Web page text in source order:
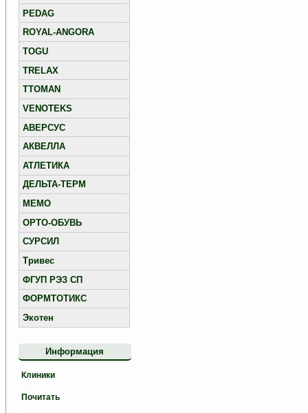
PEDAG
ROYAL-ANGORA
TOGU
TRELAX
TTOMAN
VENOTEKS
АВЕРСУС
АКВЕЛЛА
АТЛЕТИКА
ДЕЛЬТА-ТЕРМ
МЕМО
ОРТО-ОБУВЬ
СУРСИЛ
Тривес
ФГУП РЭЗ СП
ФОРМТОТИКС
Экотен
Информация
Клиники
Почитать